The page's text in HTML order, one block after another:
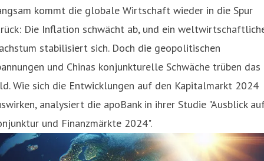
kommt die globale Wirtschaft wieder in die Spur
Die Inflation schwächt ab, und ein
stabilisiert sich. Doch die geopolitischen
und Chinas konjunkturelle Schwäche trüben das
Wie sich die Entwicklungen auf den Kapitalmarkt 2024
analysiert die apoBank in ihrer Studie "Ausblick
und Finanzmärkte 2024".